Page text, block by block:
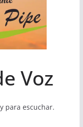
Voz
para escuchar.